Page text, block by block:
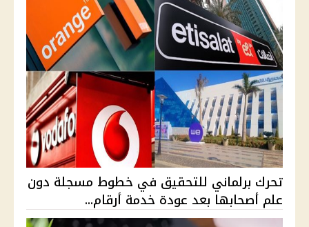
تحرك برلماني للتحقيق في خطوط مسجلة دون
علم أصحابها بعد عودة خدمة أرقام...